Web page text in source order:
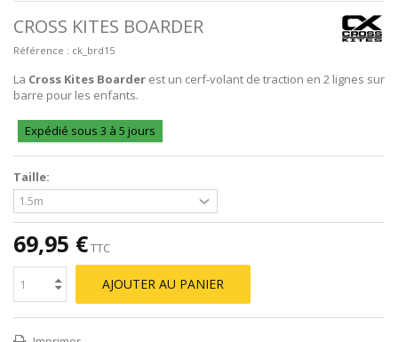
CROSS KITES BOARDER
Référence : ck_brd15
La Cross Kites Boarder est un cerf-volant de traction en 2 lignes sur
barre pour les enfants.
Expédié sous 3 à 5 jours
Taille:
69,95 €TTC
AJOUTER AU PANIER